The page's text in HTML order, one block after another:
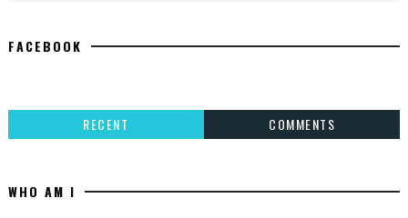
FACEBOOK
RECENT COMMENTS
WHO AM I